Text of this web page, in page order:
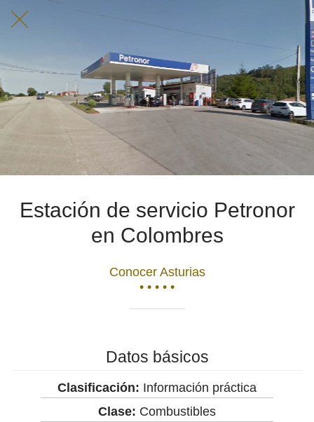
Estación de servicio Petronor
en Colombres
Conocer Asturias
• • • • •
Datos básicos
Clasificación: Información práctica
Clase: Combustibles